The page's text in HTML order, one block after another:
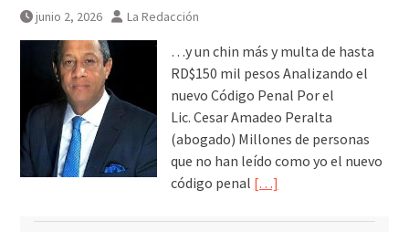
junio 2, 2026 La Redacción
…y un chin más y multa de hasta
RD$150 mil pesos Analizando el
nuevo Código Penal Por el
Lic. Cesar Amadeo Peralta
(abogado) Millones de personas
que no han leído como yo el nuevo
código penal […]